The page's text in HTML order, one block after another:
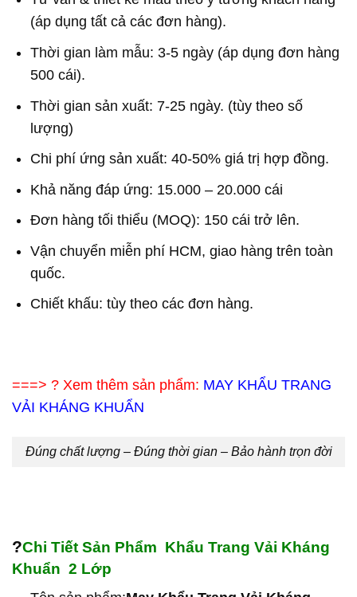
(áp dụng tất cả các đơn hàng).
Thời gian làm mẫu: 3-5 ngày (áp dụng đơn hàng
500 cái).
Thời gian sản xuất: 7-25 ngày. (tùy theo số
lượng)
Chi phí ứng sản xuất: 40-50% giá trị hợp đồng.
Khả năng đáp ứng: 15.000 – 20.000 cái
Đơn hàng tối thiểu (MOQ): 150 cái trở lên.
Vận chuyển miễn phí HCM, giao hàng trên toàn
quốc.
Chiết khấu: tùy theo các đơn hàng.
===> ? Xem thêm sản phẩm: MAY KHẨU TRANG
VẢI KHÁNG KHUẨN
Đúng chất lượng – Đúng thời gian – Bảo hành trọn đời
?Chi Tiết Sản Phẩm Khẩu Trang Vải Kháng
Khuẩn 2 Lớp